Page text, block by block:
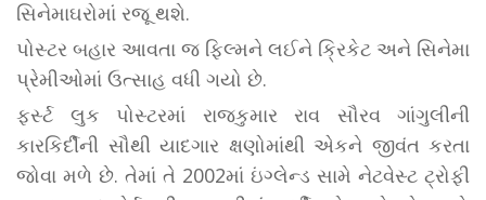
સિનેમાઘરોમાં રજૂ થશે.
પોસ્ટર બહાર આવતા જ ફિલ્મને લઈને ક્રિકેટ અને સિનેમા
પ્રેમીઓમાં ઉત્સાહ વધી ગયો છે.
ફર્સ્ટ લુક પોસ્ટરમાં રાજકુમાર રાવ સૌરવ ગાંગુલીની
કારકિર્દીની સૌથી યાદગાર ક્ષણોમાંથી એકને જીવંત કરતા
જોવા મળે છે. તેમાં તે 2002માં ઇંગ્લેન્ડ સામે નેટવેસ્ટ ટ્રોફી